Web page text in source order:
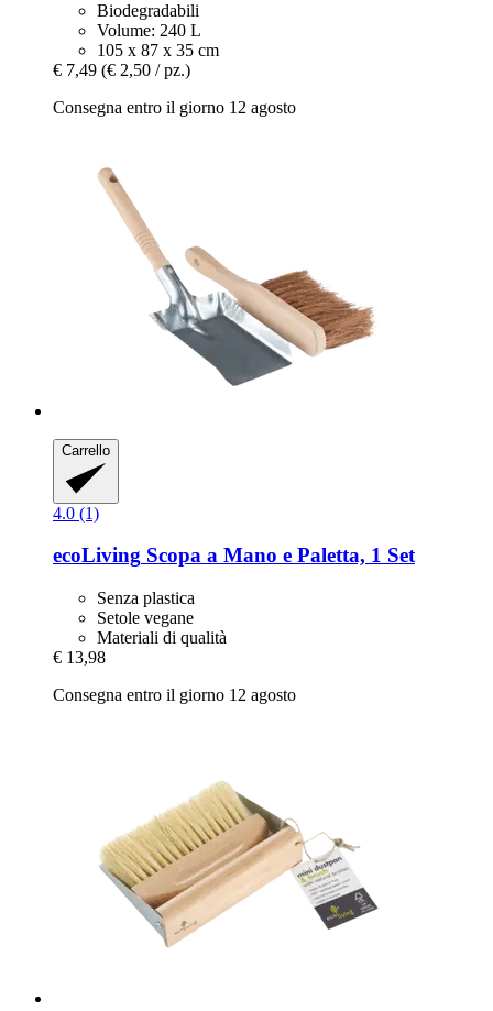
Biodegradabili
Volume: 240 L
105 x 87 x 35 cm
€ 7,49 (€ 2,50 / pz.)
Consegna entro il giorno 12 agosto
Carrello
4.0 (1)
ecoLiving Scopa a Mano e Paletta, 1 Set
Senza plastica
Setole vegane
Materiali di qualità
€ 13,98
Consegna entro il giorno 12 agosto